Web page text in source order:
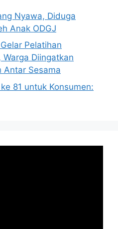
Nyawa, Diduga
Anak ODGJ
Pelatihan
Diingatkan
Antar Sesama
81 untuk Konsumen: